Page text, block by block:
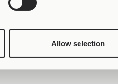
Allow selection